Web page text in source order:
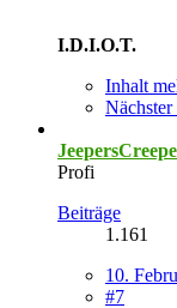
I.D.I.O.T.
Inhalt
Profi
Beiträge
1.161
10.
#7